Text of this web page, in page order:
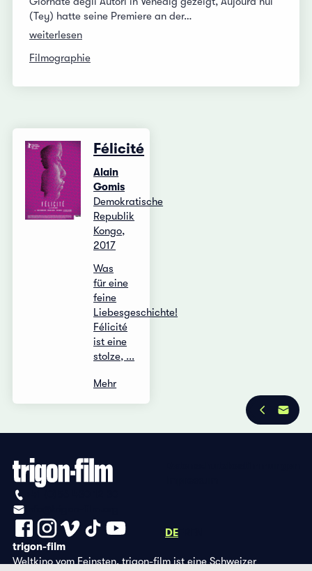
(Tey) hatte seine Premiere an der…
weiterlesen
Filmographie
Félicité
Alain
Gomis
Demokratische
Republik
Kongo,
2017
Was
für eine
feine
Liebesgeschichte!
Félicité
ist eine
stolze, ...
Mehr
DE
trigon-film
Weltkino vom Feinsten. trigon-film ist eine Schweizer